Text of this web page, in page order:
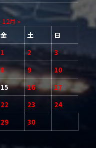
12月 »
金 土
日
1
2
3
8 9
10
15 16
17
22 23
24
29 30